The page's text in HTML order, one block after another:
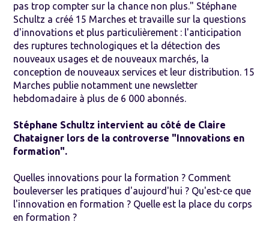
pas trop compter sur la chance non plus." Stéphane
Schultz a créé 15 Marches et travaille sur la questions
d'innovations et plus particulièrement : l'anticipation
des ruptures technologiques et la détection des
nouveaux usages et de nouveaux marchés, la
conception de nouveaux services et leur distribution. 15
Marches publie notamment une newsletter
hebdomadaire à plus de 6 000 abonnés.
Stéphane Schultz intervient au côté de Claire
Chataigner lors de la controverse "Innovations en
formation".
Quelles innovations pour la formation ? Comment
bouleverser les pratiques d'aujourd'hui ? Qu'est-ce que
l'innovation en formation ? Quelle est la place du corps
en formation ?